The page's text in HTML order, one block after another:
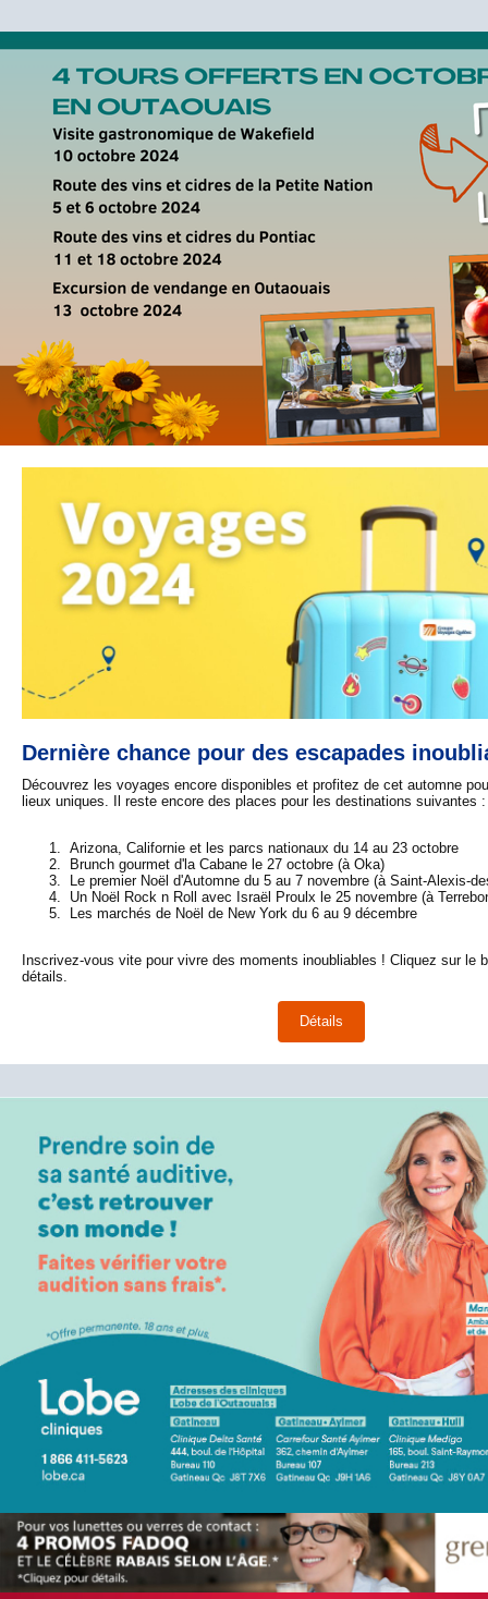
Dernière chance pour des escapades
Découvrez les voyages encore disponibles et profitez de cet automne
lieux uniques. Il reste encore des places pour les destinations suivantes :
Arizona, Californie et les parcs nationaux du 14 au 23 octobre
Brunch gourmet d'la Cabane le 27 octobre (à Oka)
Le premier Noël d'Automne du 5 au 7 novembre (à Saint-Alexis-
Un Noël Rock n Roll avec Israël Proulx le 25 novembre (à
Les marchés de Noël de New York du 6 au 9 décembre
Inscrivez-vous vite pour vivre des moments inoubliables ! Cliquez sur le
détails.
Détails